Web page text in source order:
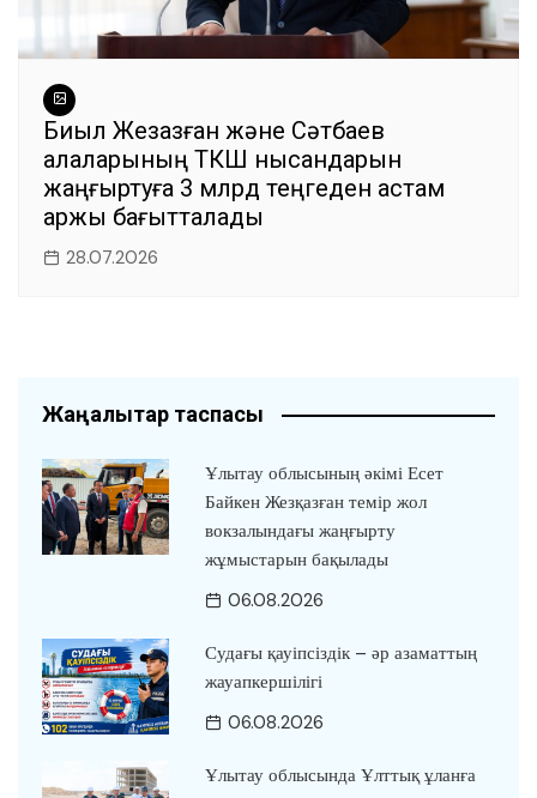
Биыл Жезқазған және Сәтбаев
қалаларының ТКШ нысандарын
жаңғыртуға 3 млрд теңгеден астам
қаржы бағытталады
28.07.2026
Жаңалықтар таспасы
Ұлытау облысының әкімі Есет
Байкен Жезқазған темір жол
вокзалындағы жаңғырту
жұмыстарын бақылады
06.08.2026
Судағы қауіпсіздік – әр азаматтың
жауапкершілігі
06.08.2026
Ұлытау облысында Ұлттық ұланға